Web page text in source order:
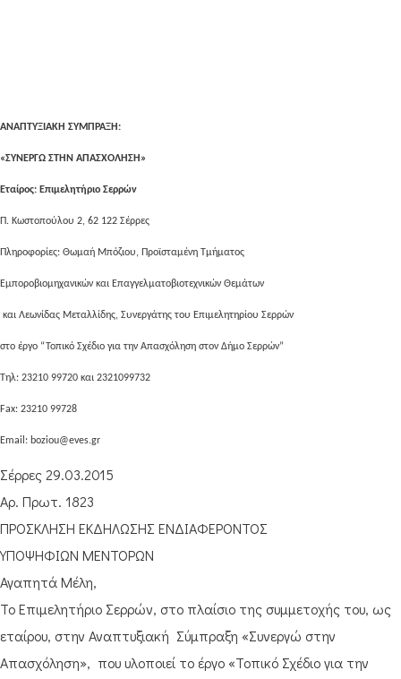
ΑΝΑΠΤΥΞΙΑΚΗ ΣΥΜΠΡΑΞΗ:
«ΣΥΝΕΡΓΩ ΣΤΗΝ ΑΠΑΣΧΟΛΗΣΗ»
Εταίρος: Επιμελητήριο Σερρών
Π. Κωστοπούλου 2, 62 122 Σέρρες
Πληροφορίες: Θωμαή Μπόζιου, Προϊσταμένη Τμήματος
Εμποροβιομηχανικών και Επαγγελματοβιοτεχνικών Θεμάτων
και Λεωνίδας Μεταλλίδης, Συνεργάτης του Επιμελητηρίου Σερρών
στο έργο “Τοπικό Σχέδιο για την Απασχόληση στον Δήμο Σερρών”
Τηλ: 23210 99720 και 2321099732
Fax: 23210 99728
Email: boziou@eves.gr
Σέρρες 29.03.2015
Αρ. Πρωτ. 1823
ΠΡΟΣΚΛΗΣΗ ΕΚΔΗΛΩΣΗΣ ΕΝΔΙΑΦΕΡΟΝΤΟΣ
ΥΠΟΨΗΦΙΩΝ ΜΕΝΤΟΡΩΝ
Αγαπητά Μέλη,
Το Επιμελητήριο Σερρών, στo πλαίσιo της συμμετοχής του, ως
εταίρου, στην Αναπτυξιακή Σύμπραξη «Συνεργώ στην
Απασχόληση», που υλοποιεί το έργο «Τοπικό Σχέδιο για την